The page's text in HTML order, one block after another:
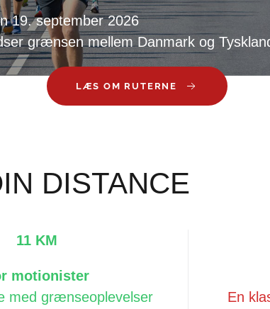
19. september 2026
grænsen mellem Danmark og
LÆS OM RUTERNE
DISTANCE
11 KM
motionister
med grænseoplevelser
En